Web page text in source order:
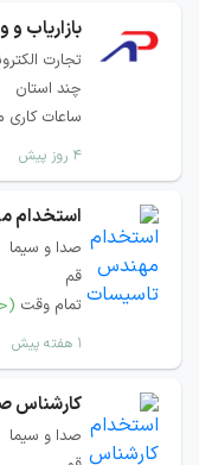
بازاریاب و
تجارت
چند استان
ساعات
۴ روز پیش
استخدام
صدا و سیما
قم
تمام وقت
۱ هفته پیش
کارشناس
صدا و سیما